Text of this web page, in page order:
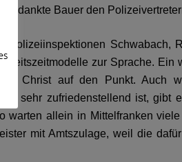
dankte Bauer den
Polizeiinspektionen Schwabach,
zur Sprache. Ein
Christ auf den Punkt. Auch
sehr zufriedenstellend ist, gibt
warten allein in Mittelfranken viele
mit Amtszulage, weil die